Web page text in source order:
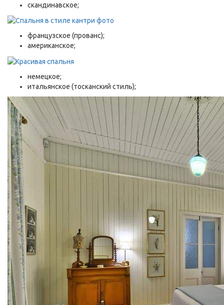
скандинавское;
французское (прованс);
американское;
немецкое;
итальянское (тосканский стиль);